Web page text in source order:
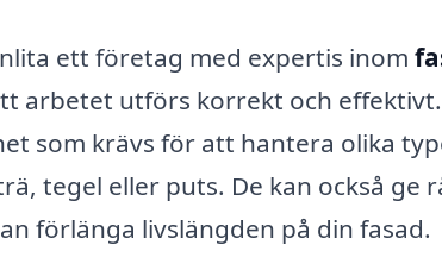
ett företag med expertis inom
arbetet utförs korrekt och
som krävs för att hantera olika
tegel eller puts. De kan också
förlänga livslängden på din fasad.